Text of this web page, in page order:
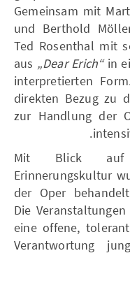
Gemeinsam mit
und Berthold
Ted Rosenthal mit
aus „Dear Erich“in
interpretierten
direkten Bezug zu
zur Handlung der
Mit Blick auf
Erinnerungskultur
der Oper
Die
eine offene,
Verantwortung